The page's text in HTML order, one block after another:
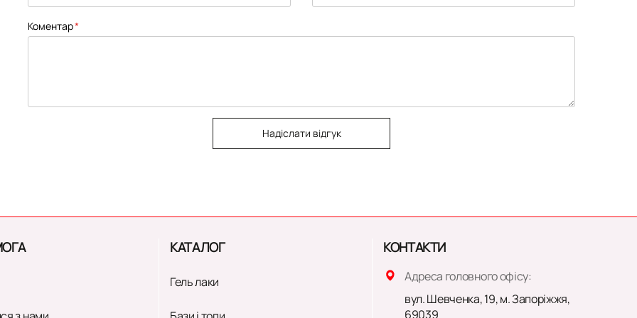
Коментар
Надіслати відгук
КАТАЛОГ
Гель лаки
КОНТАКТИ
Адреса головного офісу:
вул. Шевченка, 19, м. Запоріжжя,
69039